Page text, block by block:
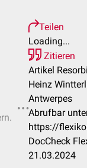
Teilen
Loading...
Zitieren
Artikel
Heinz
Antwerpes
Abrufbar
https://
DocCheck
21.03.2024